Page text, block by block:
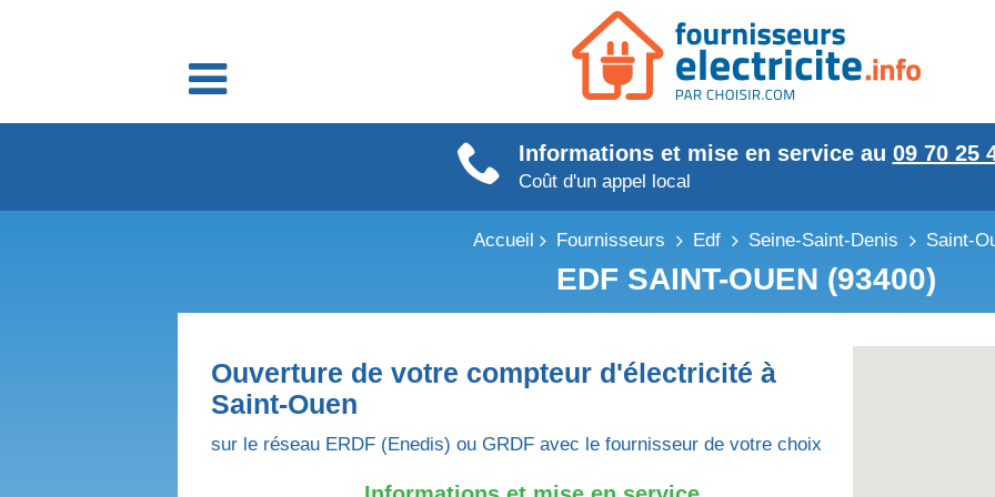
Fournisseurs énergie
Informations et mise en service au 09 70 25
Coût d'un appel local
Accueil Fournisseurs Edf Seine-Saint-Denis Saint-
EDF SAINT-OUEN (93400)
Ouverture de votre compteur d'électricité à
Saint-Ouen
sur le réseau ERDF (Enedis) ou GRDF avec le fournisseur de votre choix